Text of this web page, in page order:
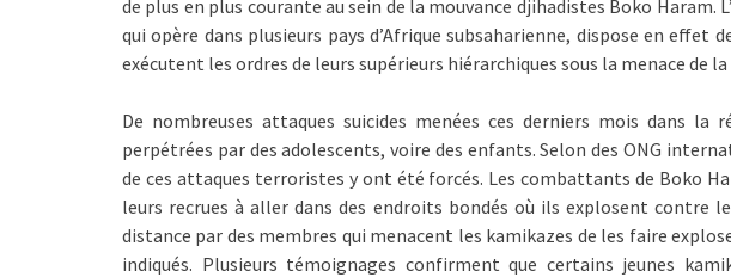
de plus en plus courante au sein de la mouvance djihadistes Boko
qui opère dans plusieurs pays d’Afrique subsaharienne, dispose en effet
exécutent les ordres de leurs supérieurs hiérarchiques sous la menace de
De nombreuses attaques suicides menées ces derniers mois dans
perpétrées par des adolescents, voire des enfants. Selon des ONG
de ces attaques terroristes y ont été forcés. Les combattants de Boko
leurs recrues à aller dans des endroits bondés où ils explosent contre
distance par des membres qui menacent les kamikazes de les faire
indiqués. Plusieurs témoignages confirment que certains jeunes